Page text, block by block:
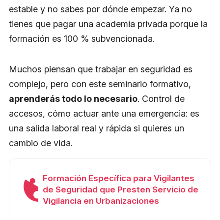
estable y no sabes por dónde empezar. Ya no
tienes que pagar una academia privada porque la
formación es 100 % subvencionada.
Muchos piensan que trabajar en seguridad es
complejo, pero con este seminario formativo,
aprenderás todo lo necesario. Control de
accesos, cómo actuar ante una emergencia: es
una salida laboral real y rápida si quieres un
cambio de vida.
Formación Específica para Vigilantes
de Seguridad que Presten Servicio de
Vigilancia en Urbanizaciones